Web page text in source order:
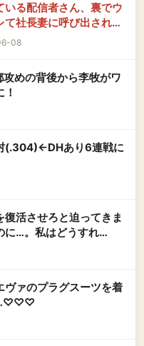
る配信者さん、裏でウ
社長妻に呼び出される
08
めの背後から李牧がワ
(.304)←DHあり6連戦に
活させろと迫ってきま
に…。私はどうすれ
ヴァのプラグスーツを着
…♡♡♡